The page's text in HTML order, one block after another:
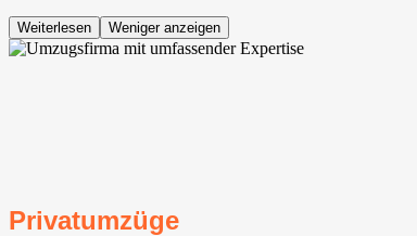
Weiterlesen Weniger anzeigen
Privatumzüge